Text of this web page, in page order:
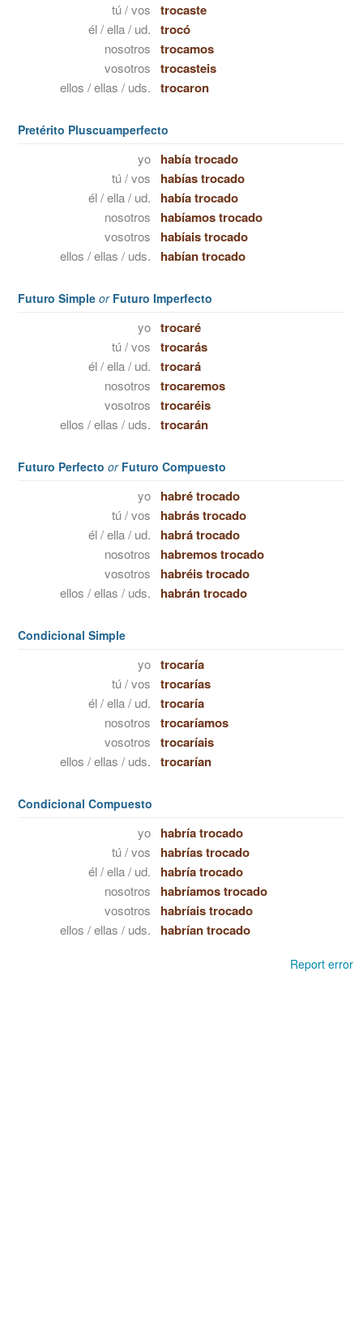
tú / vos trocaste
él / ella / ud. trocó
nosotros trocamos
vosotros trocasteis
ellos / ellas / uds. trocaron
Pretérito Pluscuamperfecto
yo había trocado
tú / vos habías trocado
él / ella / ud. había trocado
nosotros habíamos trocado
vosotros habíais trocado
ellos / ellas / uds. habían trocado
Futuro Simple orFuturo Imperfecto
yo trocaré
tú / vos trocarás
él / ella / ud. trocará
nosotros trocaremos
vosotros trocaréis
ellos / ellas / uds. trocarán
Futuro Perfecto orFuturo Compuesto
yo habré trocado
tú / vos habrás trocado
él / ella / ud. habrá trocado
nosotros habremos trocado
vosotros habréis trocado
ellos / ellas / uds. habrán trocado
Condicional Simple
yo trocaría
tú / vos trocarías
él / ella / ud. trocaría
nosotros trocaríamos
vosotros trocaríais
ellos / ellas / uds. trocarían
Condicional Compuesto
yo habría trocado
tú / vos habrías trocado
él / ella / ud. habría trocado
nosotros habríamos trocado
vosotros habríais trocado
ellos / ellas / uds. habrían trocado
Report error